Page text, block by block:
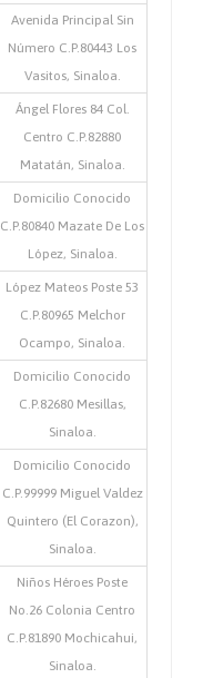
Avenida Principal Sin
Número C.P.80443 Los
Vasitos, Sinaloa.
Ángel Flores 84 Col.
Centro C.P.82880
Matatán, Sinaloa.
Domicilio Conocido
C.P.80840 Mazate De Los
López, Sinaloa.
López Mateos Poste 53
C.P.80965 Melchor
Ocampo, Sinaloa.
Domicilio Conocido
C.P.82680 Mesillas,
Sinaloa.
Domicilio Conocido
C.P.99999 Miguel Valdez
Quintero (El Corazon),
Sinaloa.
Niños Héroes Poste
No.26 Colonia Centro
C.P.81890 Mochicahui,
Sinaloa.